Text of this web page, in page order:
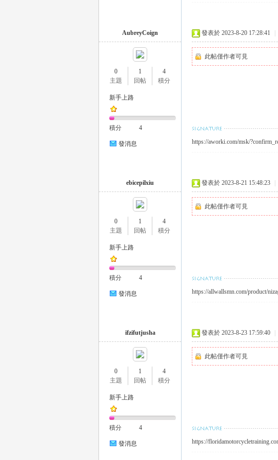
20
AubreyCoign
0
主題
1
回帖
4
積分
新手上路
積分 4
發消息
發表於 2023-8-20 17:28:41
此帖僅作者可見
https://aworki.com/msk/
ebicepilxiu
0
主題
1
回帖
4
積分
新手上路
積分 4
發消息
發表於 2023-8-21 15:48:23
此帖僅作者可見
https://allwallsmn.com/product/
ifzifutjusha
0
主題
1
回帖
4
積分
新手上路
積分 4
發消息
發表於 2023-8-23 17:59:40
此帖僅作者可見
https://